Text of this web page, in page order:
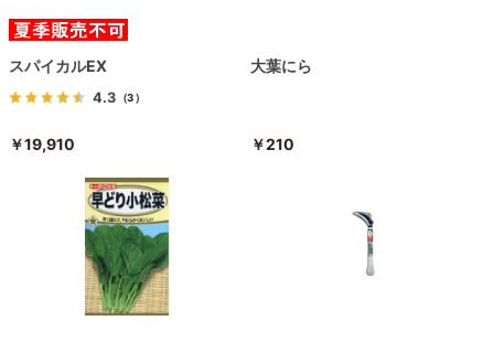
スパイカルEX
4.3 （3）
￥19,910
大葉にら
￥210